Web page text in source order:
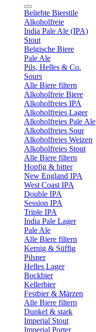
Beliebte Bierstile
Alkoholfreie
India Pale Ale (IPA)
Stout
Belgische Biere
Pale Ale
Pils, Helles & Co.
Sours
Alle Biere filtern
Alkoholfreie Biere
Alkoholfreies IPA
Alkoholfreies Lager
Alkoholfreies Pale Ale
Alkoholfreies Sour
Alkoholfreies Weizen
Alkoholfreies Stout
Alle Biere filtern
Hopfig & bitter
New England IPA
West Coast IPA
Double IPA
Session IPA
Triple IPA
India Pale Lager
Pale Ale
Alle Biere filtern
Kernig & Süffig
Pilsner
Helles Lager
Bockbier
Kellerbier
Festbier & Märzen
Alle Biere filtern
Dunkel & stark
Imperial Stout
Imperial Porter